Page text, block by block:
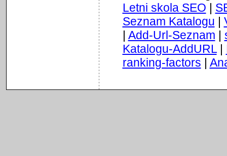
Letni skola SEO |
Seznam Katalogu |
| Add-Url-Seznam |
Katalogu-AddURL|
ranking-factors |